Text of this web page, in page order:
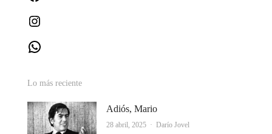
Lo más reciente
Adiós, Mario
28 abril, 2025 Autor
Darío Jovel